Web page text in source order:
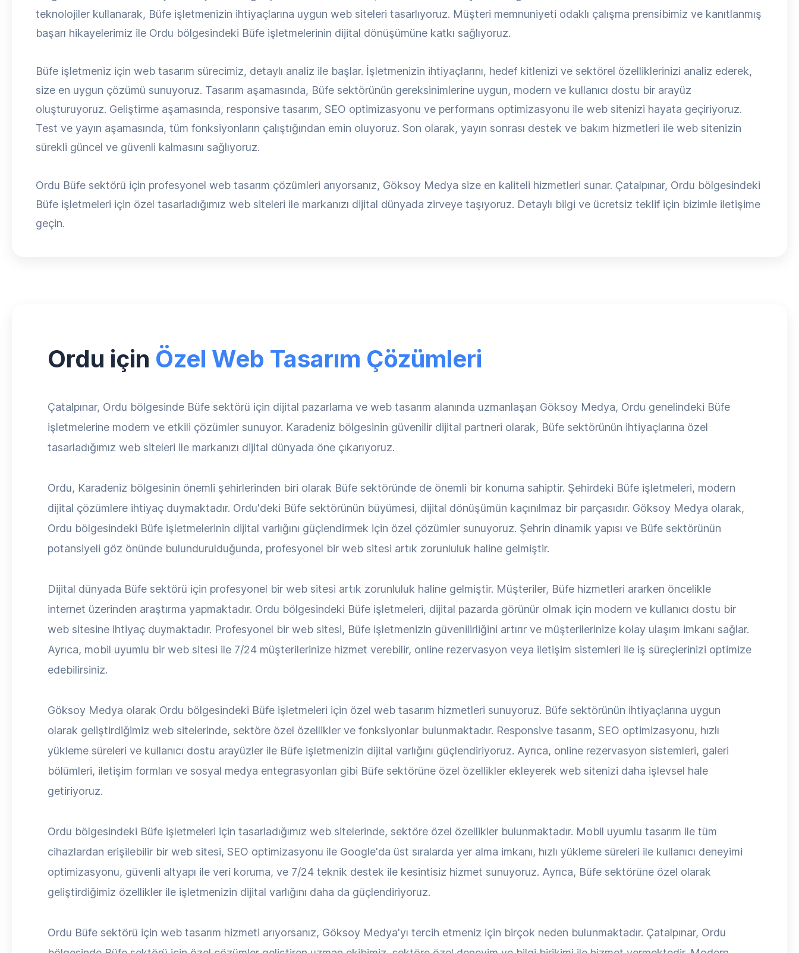
teknolojiler kullanarak, Büfe işletmenizin ihtiyaçlarına uygun web siteleri tasarlıyoruz. Müşteri memnuniyeti odaklı çalışma prensibimiz ve kanıtlanmış
başarı hikayelerimiz ile Ordu bölgesindeki Büfe işletmelerinin dijital dönüşümüne katkı sağlıyoruz.
Büfe işletmeniz için web tasarım sürecimiz, detaylı analiz ile başlar. İşletmenizin ihtiyaçlarını, hedef kitlenizi ve sektörel özelliklerinizi analiz ederek,
size en uygun çözümü sunuyoruz. Tasarım aşamasında, Büfe sektörünün gereksinimlerine uygun, modern ve kullanıcı dostu bir arayüz
oluşturuyoruz. Geliştirme aşamasında, responsive tasarım, SEO optimizasyonu ve performans optimizasyonu ile web sitenizi hayata geçiriyoruz.
Test ve yayın aşamasında, tüm fonksiyonların çalıştığından emin oluyoruz. Son olarak, yayın sonrası destek ve bakım hizmetleri ile web sitenizin
sürekli güncel ve güvenli kalmasını sağlıyoruz.
Ordu Büfe sektörü için profesyonel web tasarım çözümleri arıyorsanız, Göksoy Medya size en kaliteli hizmetleri sunar. Çatalpınar, Ordu bölgesindeki
Büfe işletmeleri için özel tasarladığımız web siteleri ile markanızı dijital dünyada zirveye taşıyoruz. Detaylı bilgi ve ücretsiz teklif için bizimle iletişime
geçin.
Ordu için Özel Web Tasarım Çözümleri
Çatalpınar, Ordu bölgesinde Büfe sektörü için dijital pazarlama ve web tasarım alanında uzmanlaşan Göksoy Medya, Ordu genelindeki Büfe
işletmelerine modern ve etkili çözümler sunuyor. Karadeniz bölgesinin güvenilir dijital partneri olarak, Büfe sektörünün ihtiyaçlarına özel
tasarladığımız web siteleri ile markanızı dijital dünyada öne çıkarıyoruz.
Ordu, Karadeniz bölgesinin önemli şehirlerinden biri olarak Büfe sektöründe de önemli bir konuma sahiptir. Şehirdeki Büfe işletmeleri, modern
dijital çözümlere ihtiyaç duymaktadır. Ordu'deki Büfe sektörünün büyümesi, dijital dönüşümün kaçınılmaz bir parçasıdır. Göksoy Medya olarak,
Ordu bölgesindeki Büfe işletmelerinin dijital varlığını güçlendirmek için özel çözümler sunuyoruz. Şehrin dinamik yapısı ve Büfe sektörünün
potansiyeli göz önünde bulundurulduğunda, profesyonel bir web sitesi artık zorunluluk haline gelmiştir.
Dijital dünyada Büfe sektörü için profesyonel bir web sitesi artık zorunluluk haline gelmiştir. Müşteriler, Büfe hizmetleri ararken öncelikle
internet üzerinden araştırma yapmaktadır. Ordu bölgesindeki Büfe işletmeleri, dijital pazarda görünür olmak için modern ve kullanıcı dostu bir
web sitesine ihtiyaç duymaktadır. Profesyonel bir web sitesi, Büfe işletmenizin güvenilirliğini artırır ve müşterilerinize kolay ulaşım imkanı sağlar.
Ayrıca, mobil uyumlu bir web sitesi ile 7/24 müşterilerinize hizmet verebilir, online rezervasyon veya iletişim sistemleri ile iş süreçlerinizi optimize
edebilirsiniz.
Göksoy Medya olarak Ordu bölgesindeki Büfe işletmeleri için özel web tasarım hizmetleri sunuyoruz. Büfe sektörünün ihtiyaçlarına uygun
olarak geliştirdiğimiz web sitelerinde, sektöre özel özellikler ve fonksiyonlar bulunmaktadır. Responsive tasarım, SEO optimizasyonu, hızlı
yükleme süreleri ve kullanıcı dostu arayüzler ile Büfe işletmenizin dijital varlığını güçlendiriyoruz. Ayrıca, online rezervasyon sistemleri, galeri
bölümleri, iletişim formları ve sosyal medya entegrasyonları gibi Büfe sektörüne özel özellikler ekleyerek web sitenizi daha işlevsel hale
getiriyoruz.
Ordu bölgesindeki Büfe işletmeleri için tasarladığımız web sitelerinde, sektöre özel özellikler bulunmaktadır. Mobil uyumlu tasarım ile tüm
cihazlardan erişilebilir bir web sitesi, SEO optimizasyonu ile Google'da üst sıralarda yer alma imkanı, hızlı yükleme süreleri ile kullanıcı deneyimi
optimizasyonu, güvenli altyapı ile veri koruma, ve 7/24 teknik destek ile kesintisiz hizmet sunuyoruz. Ayrıca, Büfe sektörüne özel olarak
geliştirdiğimiz özellikler ile işletmenizin dijital varlığını daha da güçlendiriyoruz.
Ordu Büfe sektörü için web tasarım hizmeti arıyorsanız, Göksoy Medya'yı tercih etmeniz için birçok neden bulunmaktadır. Çatalpınar, Ordu